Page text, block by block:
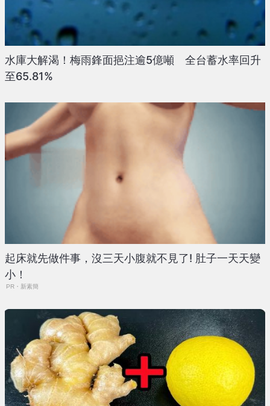
水庫大解渴！梅雨鋒面挹注逾5億噸 全台蓄水率回升
至65.81%
起床就先做件事，沒三天小腹就不見了! 肚子一天天變
小！
PR・新素簡